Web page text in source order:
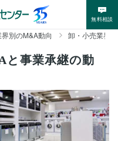
無料相談
界別のM&A動向 卸・小売業界
と事業承継の動